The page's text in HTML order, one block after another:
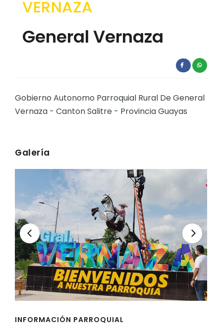
EJECUCIÓN PRESUPUESTARIA
Información Presupuestaria
VERNAZA
General Vernaza
Gobierno Autonomo Parroquial Rural De General
Vernaza - Canton Salitre - Provincia Guayas
Galería
INFORMACIÓN PARROQUIAL